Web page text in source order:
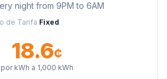
night from 9PM to 6AM
de Tarifa Fixed
18.6¢
por kWh a 1,000 kWh